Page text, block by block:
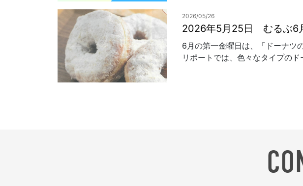
2026/05/26
2026年5月25日 むるぶ6
6月の第一金曜日は、「ドーナツ
リポートでは、色々なタイプのド